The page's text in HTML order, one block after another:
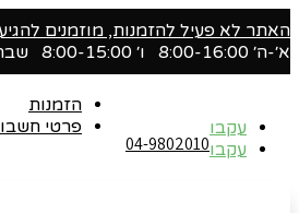
האתר לא פעיל להזמנות, מוזמנים להגיע
א׳-ה׳ 8:00-16:00 ו׳ 8:00-15:00 שבת סגור
עקבו
עקבו04-9802010‬
הזמנות
פרטי